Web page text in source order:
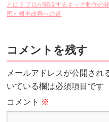
とは？プロが解説するキック動作の
密と根本改善への道
コメントを残す
メールアドレスが公開され
いている欄は必須項目です
コメント ※